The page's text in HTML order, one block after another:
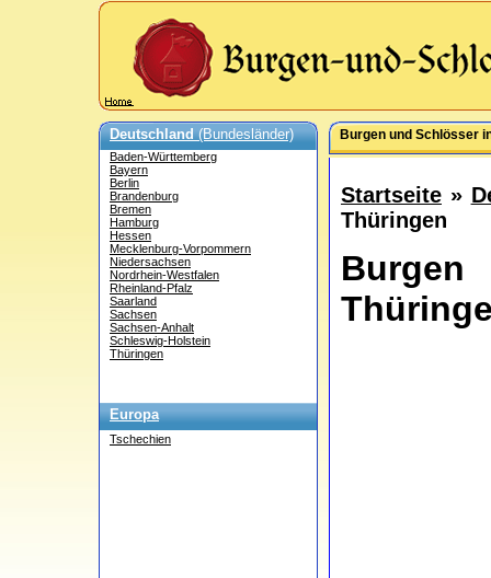
Deutschland(Bundesländer)
Baden-Württemberg
Bayern
Berlin
Brandenburg
Bremen
Hamburg
Hessen
Mecklenburg-Vorpommern
Niedersachsen
Nordrhein-Westfalen
Rheinland-Pfalz
Saarland
Sachsen
Sachsen-Anhalt
Schleswig-Holstein
Thüringen
Europa
Tschechien
Burgen und Schlösser
Startseite »
Thüringen